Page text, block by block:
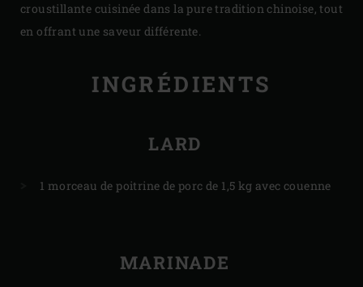
croustillante cuisinée dans la pure tradition chinoise, tout
en offrant une saveur différente.
INGRÉDIENTS
LARD
1 morceau de poitrine de porc de 1,5 kg avec couenne
MARINADE